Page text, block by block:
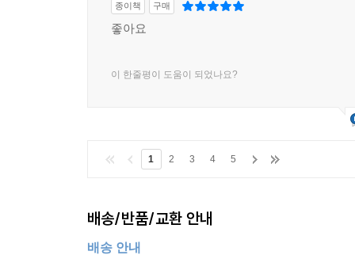
종이책 구매
좋아요
이 한줄평이 도움이 되었나요?
1 2 3 4 5
배송/반품/교환 안내
배송 안내